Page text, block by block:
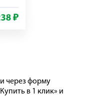
через форму
в 1 клик» и